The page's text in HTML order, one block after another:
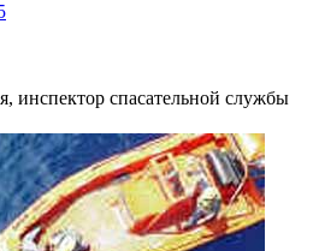
инспектор спасательной службы